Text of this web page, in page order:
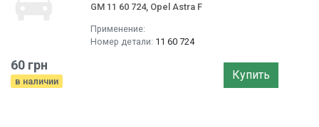
GM 11 60 724, Opel Astra F
Применение:
Номер детали: 11 60 724
60 грн
в наличии Купить